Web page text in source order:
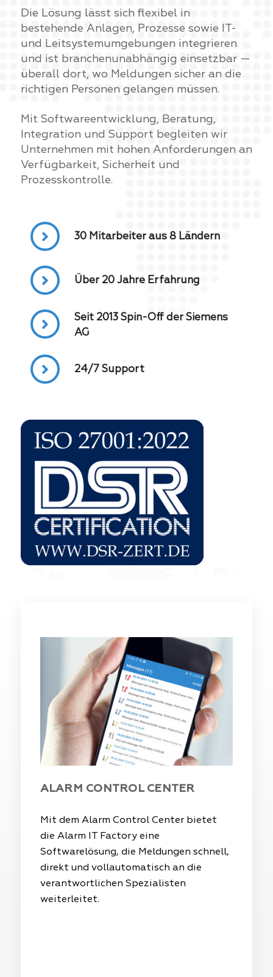
Die Lösung lässt sich flexibel in
bestehende Anlagen, Prozesse sowie IT-
und Leitsystemumgebungen integrieren
und ist branchenunabhängig einsetzbar —
überall dort, wo Meldungen sicher an die
richtigen Personen gelangen müssen.
Mit Softwareentwicklung, Beratung,
Integration und Support begleiten wir
Unternehmen mit hohen Anforderungen an
Verfügbarkeit, Sicherheit und
Prozesskontrolle.
30 Mitarbeiter aus 8 Ländern
Über 20 Jahre Erfahrung
Seit 2013 Spin-Off der Siemens
AG
24/7 Support
ALARM CONTROL CENTER
Mit dem Alarm Control Center bietet
die Alarm IT Factory eine
Softwarelösung, die Meldungen schnell,
direkt und vollautomatisch an die
verantwortlichen Spezialisten
weiterleitet.